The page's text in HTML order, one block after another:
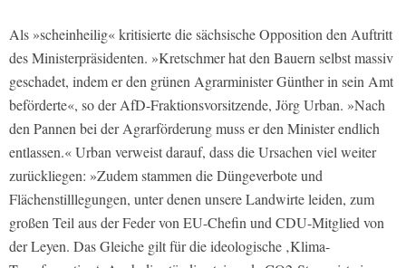
Als »scheinheilig« kritisierte die sächsische Opposition den Auftritt
des Ministerpräsidenten. »Kretschmer hat den Bauern selbst massiv
geschadet, indem er den grünen Agrarminister Günther in sein Amt
beförderte«, so der AfD-Fraktionsvorsitzende, Jörg Urban. »Nach
den Pannen bei der Agrarförderung muss er den Minister endlich
entlassen.« Urban verweist darauf, dass die Ursachen viel weiter
zurückliegen: »Zudem stammen die Düngeverbote und
Flächenstilllegungen, unter denen unsere Landwirte leiden, zum
großen Teil aus der Feder von EU-Chefin und CDU-Mitglied von
der Leyen. Das Gleiche gilt für die ideologische ‚Klima-